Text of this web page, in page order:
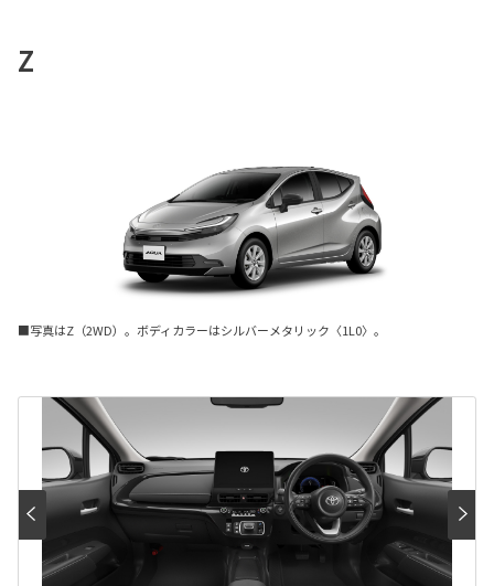
Z
■写真はZ（2WD）。ボディカラーはシルバーメタリック〈1L0〉。